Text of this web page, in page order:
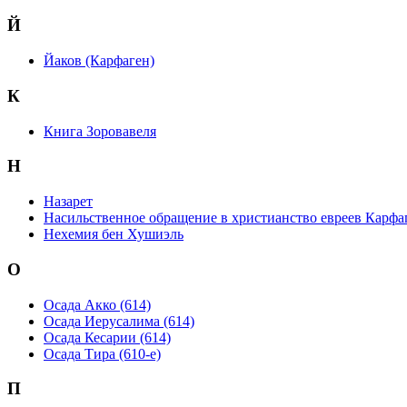
Й
Йаков (Карфаген)
К
Книга Зоровавеля
Н
Назарет
Насильственное обращение в христианство евреев
Нехемия бен Хушиэль
О
Осада Акко (614)
Осада Иерусалима (614)
Осада Кесарии (614)
Осада Тира (610-е)
П